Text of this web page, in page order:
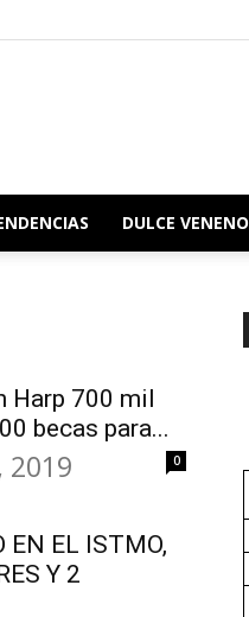
DULCE VENENO
Harp 700 mil
becas para...
2019 0
EN EL ISTMO,
Y 2